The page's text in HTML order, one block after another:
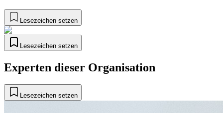
Lesezeichen setzen
Lesezeichen setzen
Experten dieser Organisation
Lesezeichen setzen